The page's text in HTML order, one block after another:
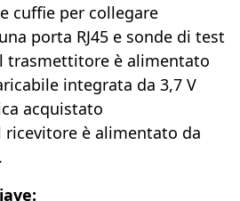
cuffie per collegare
porta RJ45 e sonde di test
trasmettitore è alimentato
integrata da 3,7 V
acquistato
ricevitore è alimentato da